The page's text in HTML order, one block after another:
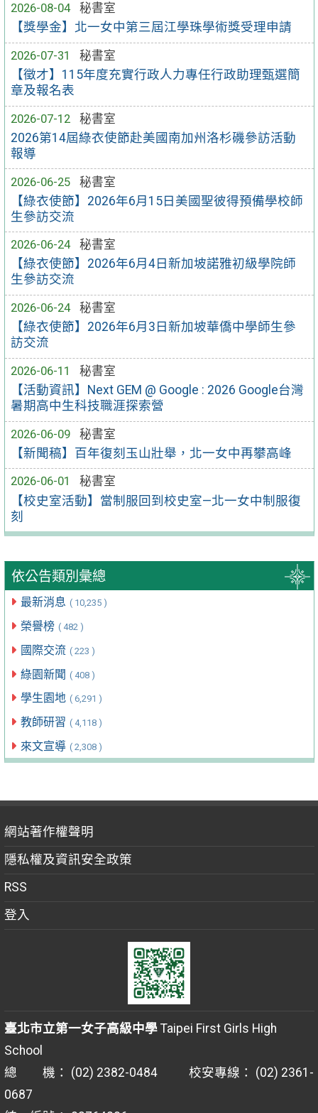
2026-08-04
秘書室
【獎學金】北一女中第三屆江學珠學術獎受理申請
2026-07-31
秘書室
【徵才】115年度充實行政人力專任行政助理甄選簡
章及報名表
2026-07-12
秘書室
2026第14屆綠衣使節赴美國南加州洛杉磯參訪活動
報導
2026-06-25
秘書室
【綠衣使節】2026年6月15日美國聖彼得預備學校師
生參訪交流
2026-06-24
秘書室
【綠衣使節】2026年6月4日新加坡諾雅初級學院師
生參訪交流
2026-06-24
秘書室
【綠衣使節】2026年6月3日新加坡華僑中學師生參
訪交流
2026-06-11
秘書室
【活動資訊】Next GEM @ Google : 2026 Google台灣
暑期高中生科技職涯探索營
2026-06-09
秘書室
【新聞稿】百年復刻玉山壯舉，北一女中再攀高峰
2026-06-01
秘書室
【校史室活動】當制服回到校史室—北一女中制服復
刻
依公告類別彙總
最新消息 ( 10,235 )
榮譽榜 ( 482 )
國際交流 ( 223 )
綠園新聞 ( 408 )
學生園地 ( 6,291 )
教師研習 ( 4,118 )
來文宣導 ( 2,308 )
網站著作權聲明
隱私權及資訊安全政策
RSS
登入
臺北市立第一女子高級中學Taipei First Girls High
School
總 機： (02) 2382-0484 校安專線： (02) 2361-
0687